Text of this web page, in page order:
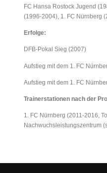
FC Hansa Rostock Jugend
(1996-2004), 1. FC Nürnberg
Erfolge:
DFB-Pokal Sieg (2007)
Aufstieg mit dem 1. FC
Aufstieg mit dem 1. FC
Trainerstationen nach der
1. FC Nürnberg (2011-2016,
Nachwuchsleistungszentrum